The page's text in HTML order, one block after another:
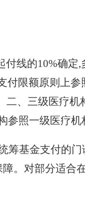
付线的10%确定
付限额原则上
二、三级医疗机
参照一级医疗机
筹基金支付的
障。 对部分适合